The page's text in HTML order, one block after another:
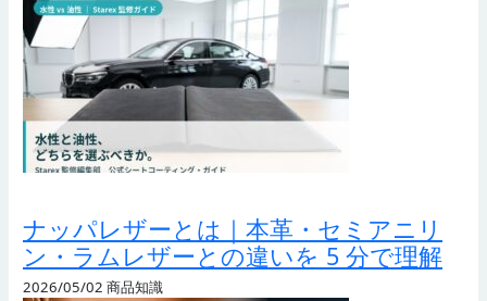
ナッパレザーとは｜本革・セミアニリ
ン・ラムレザーとの違いを 5 分で理解
2026/05/02 商品知識